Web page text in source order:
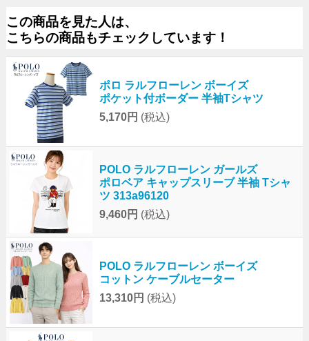
この商品を見た人は、
こちらの商品もチェックしています！
ポロ ラルフローレン ボーイズ
ポケット付ボーダー 半袖Tシャツ
5,170円 (税込)
POLO ラルフローレン ガールズ
ポロベア キャップスリーブ 半袖 Tシャ
ツ 313a96120
9,460円 (税込)
POLO ラルフローレン ボーイズ
コットン ケーブルセーター
13,310円 (税込)